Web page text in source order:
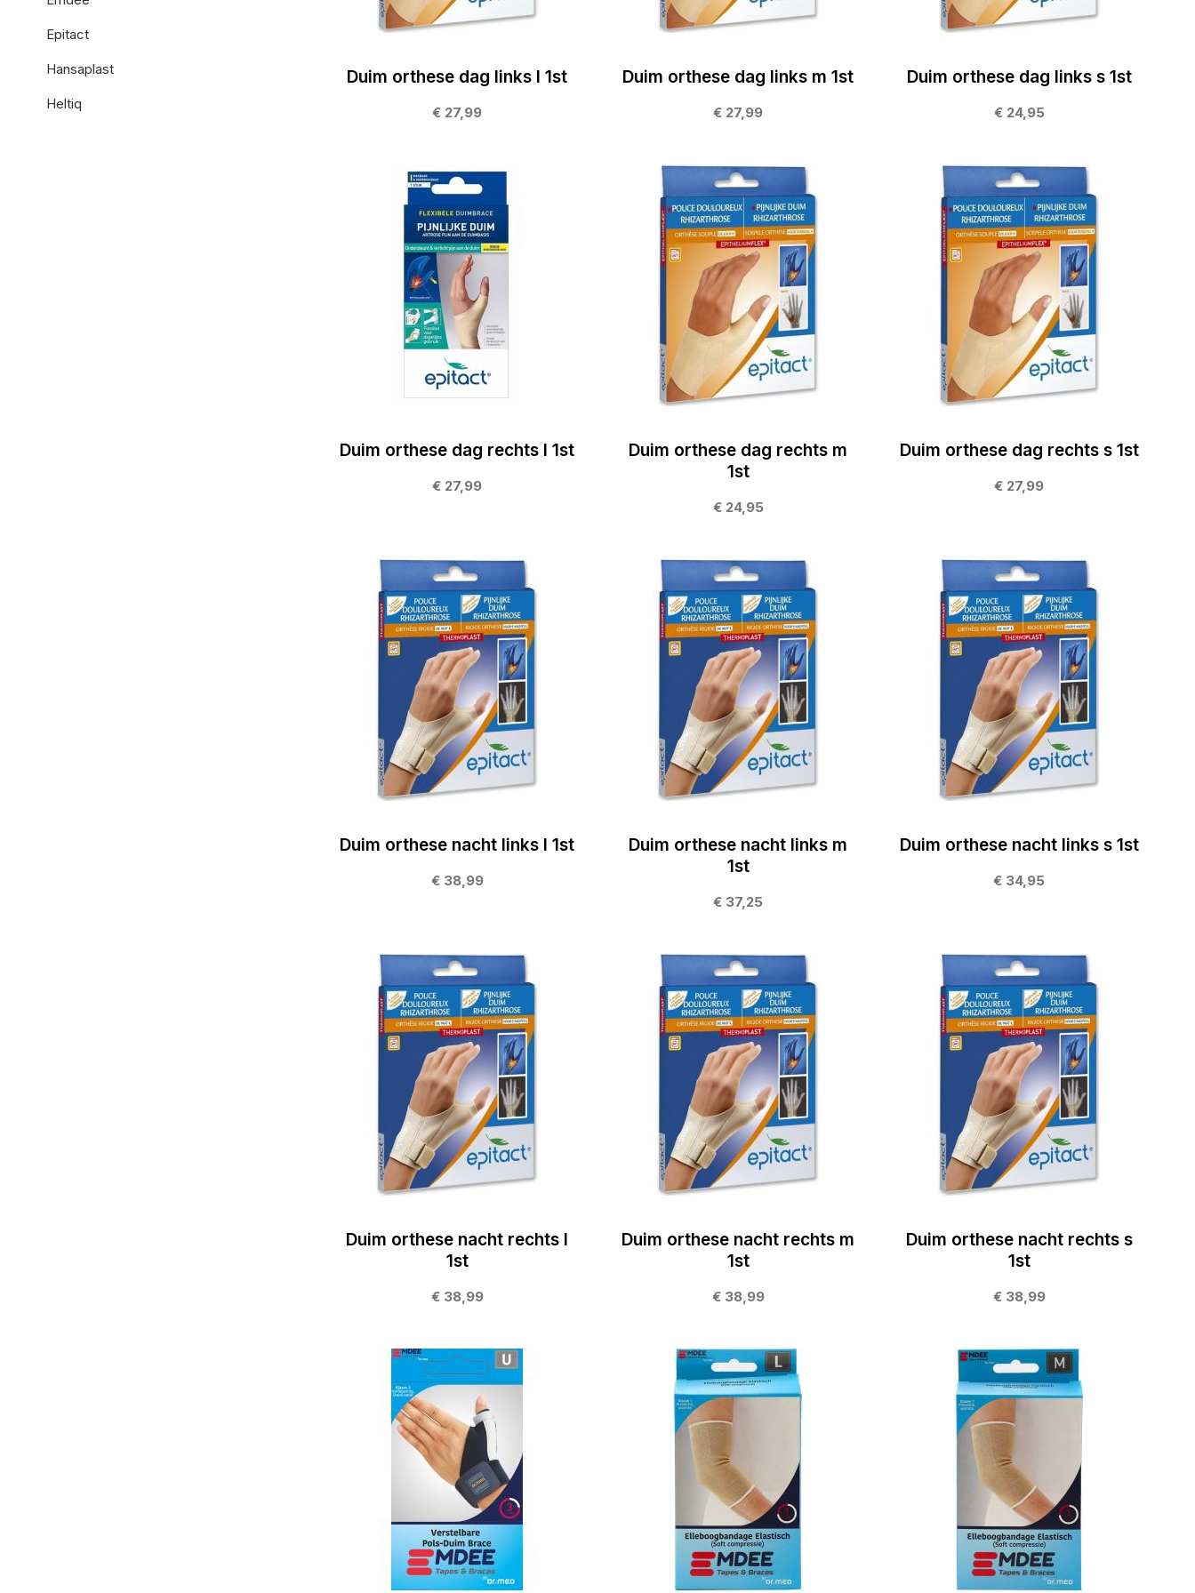
Duim orthese dag links l 1st
€ 27,99
Duim orthese dag links m 1st
€ 27,99
Duim orthese dag links s 1st
€ 24,95
Duim orthese dag rechts l 1st
€ 27,99
Duim orthese dag rechts m
1st
€ 24,95
Duim orthese dag rechts s 1st
€ 27,99
Duim orthese nacht links l 1st
€ 38,99
Duim orthese nacht links m
1st
€ 37,25
Duim orthese nacht links s 1st
€ 34,95
Duim orthese nacht rechts l
1st
€ 38,99
Duim orthese nacht rechts m
1st
€ 38,99
Duim orthese nacht rechts s
1st
€ 38,99
Epitact
Hansaplast
Heltiq